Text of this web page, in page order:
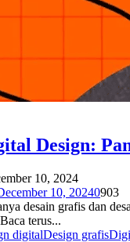
Design:
10, 2024
10, 20240903
desain grafis dan
terus...
digitalDesign grafis